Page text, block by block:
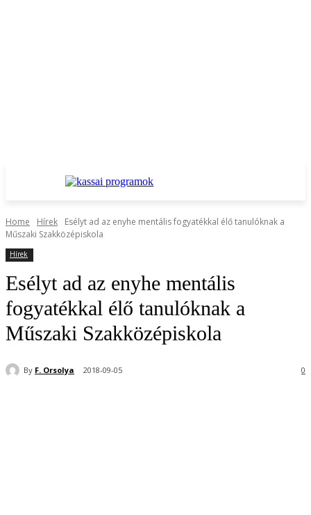
Home Hírek
Esélyt ad az enyhe mentális fogyatékkal élő tanulóknak a
Műszaki Szakközépiskola
Hírek
Esélyt ad az enyhe mentális
fogyatékkal élő tanulóknak a
Műszaki Szakközépiskola
By F. Orsolya 2018-09-05 0